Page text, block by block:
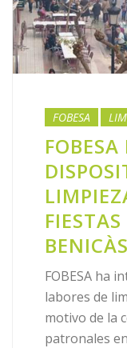
FOBESA
FOBESA ha
labores de
motivo de la
patronales